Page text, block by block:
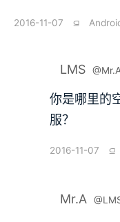
2016-11-07 ⫑
LMS
你是哪里的
服？
2016-11-07 ⫑
Mr.A